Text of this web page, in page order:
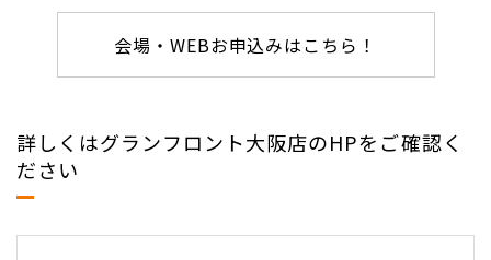
会場・WEBお申込みはこちら！
詳しくはグランフロント大阪店のHPをご確認く
ださい